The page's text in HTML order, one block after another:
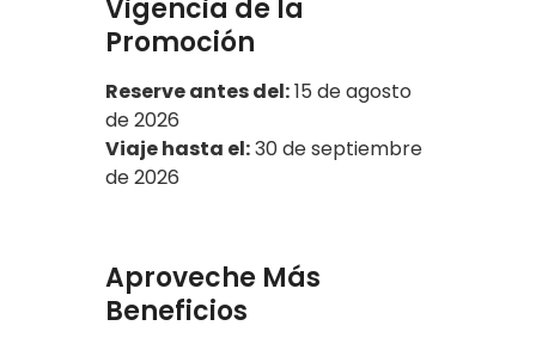
Vigencia de la
Promoción
Reserve antes del:15 de agosto
de 2026
Viaje hasta el:30 de septiembre
de 2026
Aproveche Más
Beneficios